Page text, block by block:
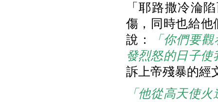
「耶路撒冷淪
傷，同時也給他
說：
「你們要
發烈怒的日子
訴上帝殘暴的經
「他從高天使